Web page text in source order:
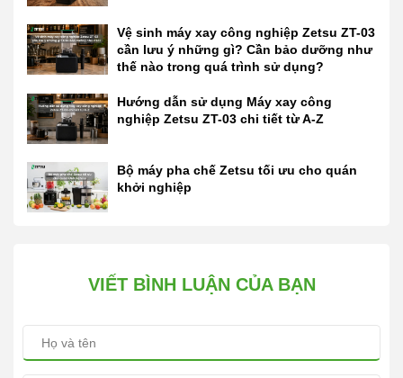
Vệ sinh máy xay công nghiệp Zetsu ZT-03
cần lưu ý những gì? Cần bảo dưỡng như
thế nào trong quá trình sử dụng?
Hướng dẫn sử dụng Máy xay công
nghiệp Zetsu ZT-03 chi tiết từ A-Z
Bộ máy pha chế Zetsu tối ưu cho quán
khởi nghiệp
VIẾT BÌNH LUẬN CỦA BẠN